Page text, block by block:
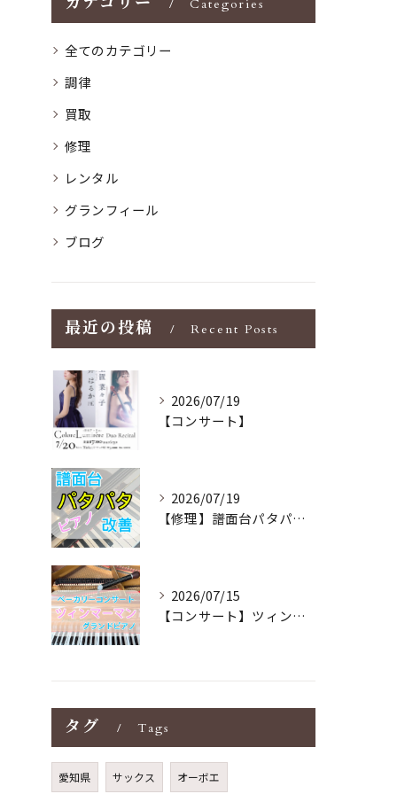
Categories
全てのカテゴリー
調律
買取
修理
レンタル
グランフィール
ブログ
最近の投稿 Recent Posts
2026/07/19
【コンサート】
2026/07/19
【修理】譜面台パタパタを改善！ストレス解消！
2026/07/15
【コンサート】ツィンマーマンのグランドピアノ♪木目猫足グラン...
タグ Tags
愛知県 サックス オーボエ